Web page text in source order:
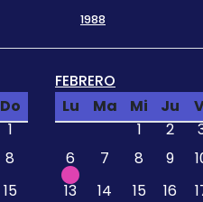
1988
Do
1
8
15
FEBRERO
Lu
Ma Mi Ju
1
2
6
7 8 9
13
14 15 16